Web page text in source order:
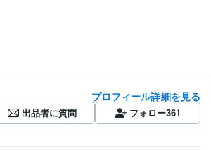
プロフィール詳細を見る
出品者に質問 フォロー361